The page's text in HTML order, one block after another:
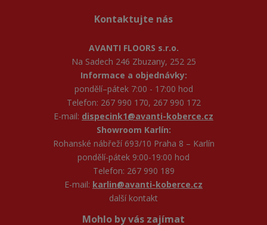
Kontaktujte nás
AVANTI FLOORS s.r.o.
Na Sadech 246 Zbuzany, 252 25
Informace a objednávky:
pondělí–pátek 7:00 - 17:00 hod
Telefon: 267 990 170, 267 990 172
E-mail: dispecink1@avanti-koberce.cz
Showroom Karlín:
Rohanské nábřeží 693/10 Praha 8 – Karlín
pondělí-pátek 9:00-19:00 hod
Telefon: 267 990 189
E-mail: karlin@avanti-koberce.cz
další kontakt
Mohlo by vás zajímat